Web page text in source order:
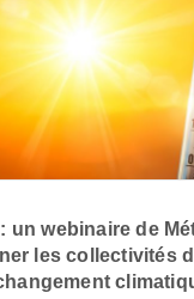
un webinaire de
les collectivités